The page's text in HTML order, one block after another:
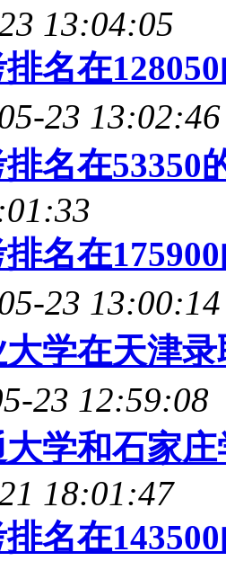
13:04:05
排名在
23 13:02:46
名在53350
名在
23 13:00:14
学在天津
23 12:59:08
学和石家
18:01:47
名在